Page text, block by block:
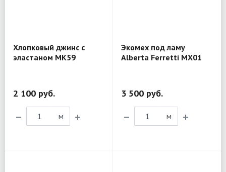
Хлопковый джинс с
эластаном MK59
2 100 руб.
м
Экомех под ламу
Alberta Ferretti MX01
3 500 руб.
м